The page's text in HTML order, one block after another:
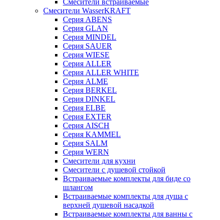
Смесители WasserKRAFT
Серия ABENS
Серия GLAN
Серия MINDEL
Серия SAUER
Серия WIESE
Серия ALLER
Серия ALLER WHITE
Серия ALME
Серия BERKEL
Серия DINKEL
Серия ELBE
Серия EXTER
Серия AISCH
Серия KAMMEL
Серия SALM
Серия WERN
Смесители для кухни
Смесители с душевой стойкой
Встраиваемые комплекты для биде со
шлангом
Встраиваемые комплекты для душа с
верхней душевой насадкой
Встраиваемые комплекты для ванны c